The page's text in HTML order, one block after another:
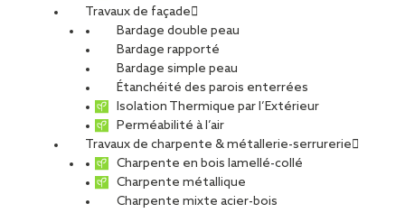
Travaux de façade
Bardage double peau
Bardage rapporté
Bardage simple peau
Étanchéité des parois enterrées
Isolation Thermique par l’Extérieur
Perméabilité à l’air
Travaux de charpente & métallerie-serrurerie
Charpente en bois lamellé-collé
Charpente métallique
Charpente mixte acier-bois